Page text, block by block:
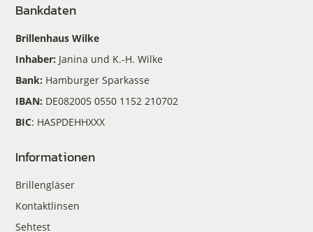
Bankdaten
Brillenhaus Wilke
Inhaber: Janina und K.-H. Wilke
Bank: Hamburger Sparkasse
IBAN: DE082005 0550 1152 210702
BIC: HASPDEHHXXX
Informationen
Brillengläser
Kontaktlinsen
Sehtest